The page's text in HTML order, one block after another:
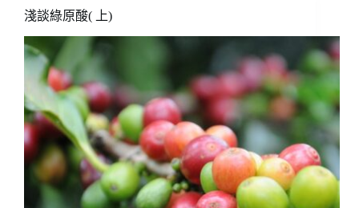
（下）
綠
原
酸
的
生
理
作
用
淺談綠原酸( 上)